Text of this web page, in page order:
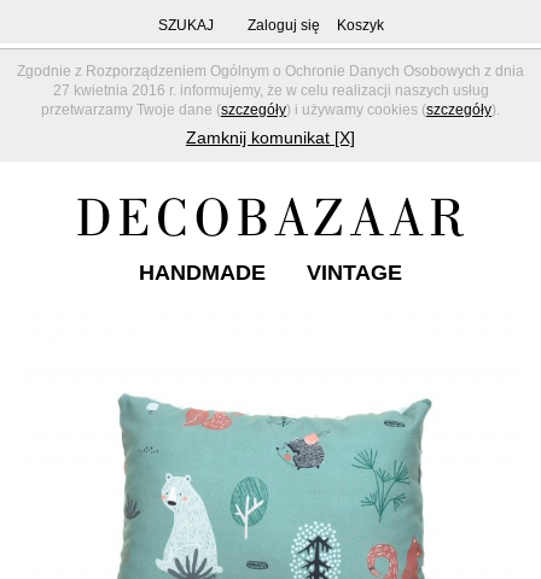
Zgodnie z Rozporządzeniem Ogólnym o Ochronie Danych Osobowych z dnia
27 kwietnia 2016 r. informujemy, że w celu realizacji naszych usług
przetwarzamy Twoje dane (szczegóły) i używamy cookies (szczegóły).
Zamknij komunikat [X]
SZUKAJ Zaloguj się Koszyk
HANDMADE VINTAGE